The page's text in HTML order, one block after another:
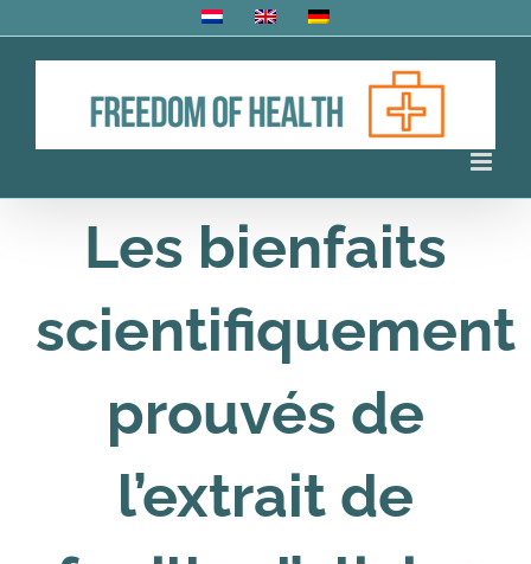
to
Les bienfaits
scientifiquement
prouvés de
l’extrait de